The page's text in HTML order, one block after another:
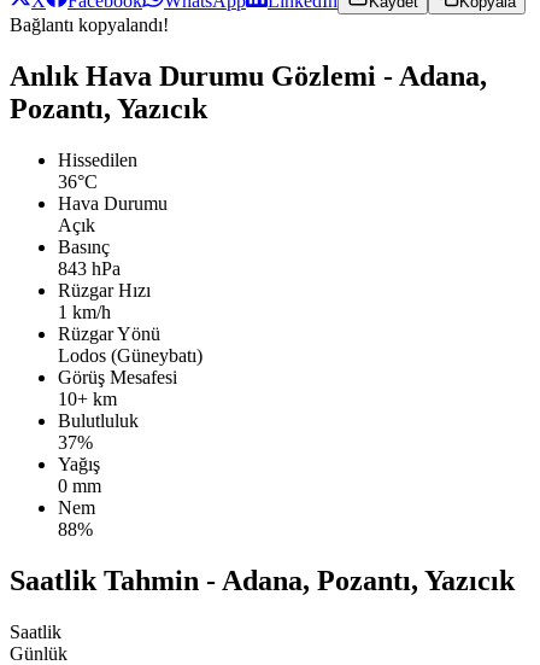
Bağlantı kopyalandı!
Anlık Hava Durumu Gözlemi - Adana,
Pozantı, Yazıcık
Hissedilen
36°C
Hava Durumu
Açık
Basınç
843 hPa
Rüzgar Hızı
1 km/h
Rüzgar Yönü
Lodos (Güneybatı)
Görüş Mesafesi
10+ km
Bulutluluk
37%
Yağış
0 mm
Nem
88%
Saatlik Tahmin - Adana, Pozantı, Yazıcık
Saatlik
Günlük